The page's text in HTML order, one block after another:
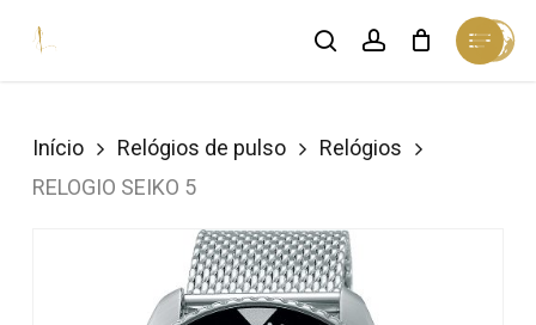
searchaccount
Menu
Close
Cart
Início Relógios de pulso
Relógios
RELOGIO SEIKO 5